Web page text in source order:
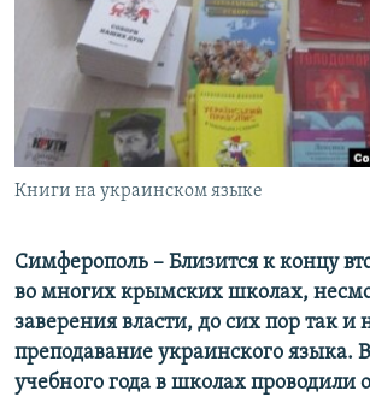
ПОБЕДИТЕЛЕЙ НЕ СУДЯТ?
КРЫМ.НЕПОКОРЕННЫЙ
ELIFBE
УКРАИНСКАЯ ПРОБЛЕМА КРЫМА
ПРИСОЕДИНЯЙТЕСЬ!
Все сайты RFE/RL
Книги на украинском языке
Симферополь – Близится к концу
во многих крымских школах,
заверения власти, до сих пор так и
преподавание украинского языка.
учебного года в школах проводили